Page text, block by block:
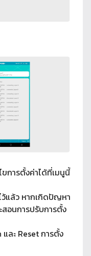
การตั้งค่าได้ที่เมนูนี้
ว้แล้ว หากเกิดปัญหา
อนการปรับการตั้ง
ละ Reset การตั้ง